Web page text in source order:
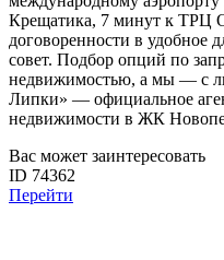
Крещатика, 7 минут к ТРЦ
договоренности в удобное
совет. Подбор опций по
недвижимостью, а мы — с
Липки» — официальное
недвижимости в ЖК
Вас может заинтересовать
ID 74362
Перейти